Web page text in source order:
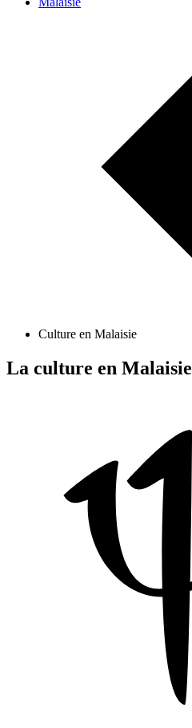
Culture en Malaisie
La culture en Malaisie